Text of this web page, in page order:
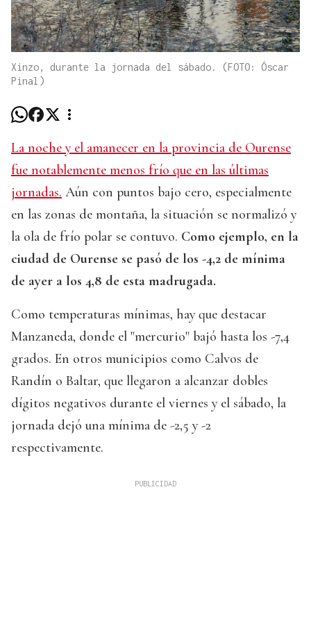
Xinzo, durante la jornada del sábado. (FOTO: Óscar
Pinal)
La noche y el amanecer en la provincia de Ourense
fue notablemente menos frío que en las últimas
jornadas. Aún con puntos bajo cero, especialmente
en las zonas de montaña, la situación se normalizó y
la ola de frío polar se contuvo. Como ejemplo, en la
ciudad de Ourense se pasó de los -4,2 de mínima
de ayer a los 4,8 de esta madrugada.
Como temperaturas mínimas, hay que destacar
Manzaneda, donde el "mercurio" bajó hasta los -7,4
grados. En otros municipios como Calvos de
Randín o Baltar, que llegaron a alcanzar dobles
dígitos negativos durante el viernes y el sábado, la
jornada dejó una mínima de -2,5 y -2
respectivamente.